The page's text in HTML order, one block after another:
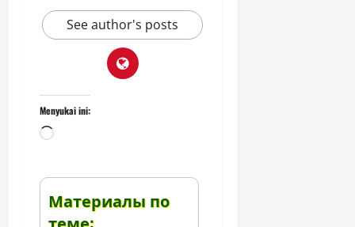
See author's posts
Menyukai ini:
Memuat...
Материалы по